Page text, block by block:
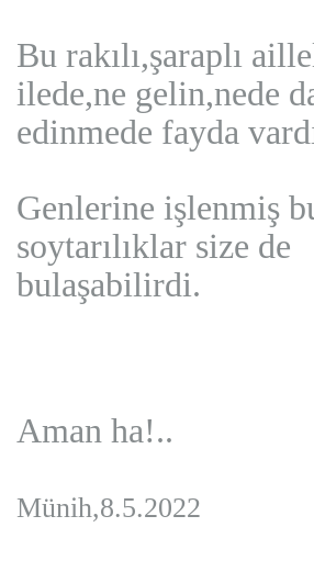
Bu rakılı,şaraplı
ilede,ne gelin,nede
edinmede fayda
Genlerine işlenmiş
soytarılıklar size de
bulaşabilirdi.
Aman ha!..
Münih,8.5.2022